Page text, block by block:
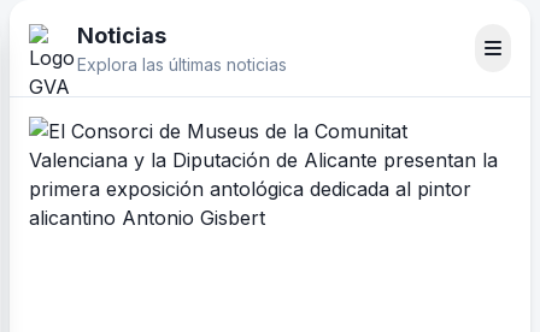
Noticias
Explora las últimas noticias